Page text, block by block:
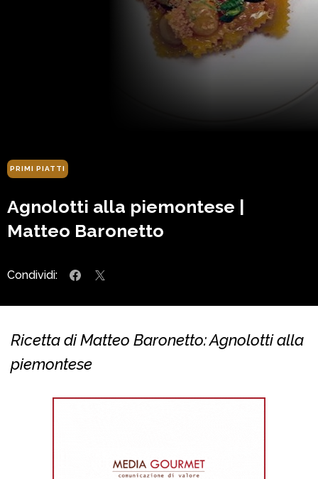
PRIMI PIATTI
Agnolotti alla piemontese |
Matteo Baronetto
Condividi:
Ricetta di Matteo Baronetto: Agnolotti alla
piemontese